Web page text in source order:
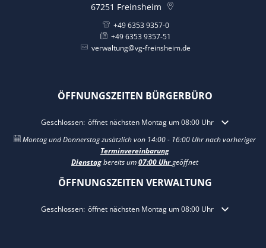
67251 Freinsheim
+49 6353 9357-0
+49 6353 9357-51
verwaltung@vg-freinsheim.de
ÖFFNUNGSZEITEN BÜRGERBÜRO
Klicken, um weitere Öffnungs- oder Schließzeiten auszublenden
Geschlossen: öffnet nächsten Montag um 08:00 Uhr
Montag und Donnerstag zusätzlich von 14:00 - 16:00 Uhr nach vorheriger
Terminvereinbarung
Dienstagbereits um07:00 Uhrgeöffnet
ÖFFNUNGSZEITEN VERWALTUNG
Klicken, um weitere Öffnungs- oder Schließzeiten auszublenden
Geschlossen: öffnet nächsten Montag um 08:00 Uhr